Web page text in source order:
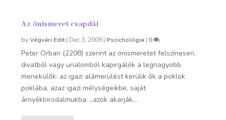
Az önismeret csapdái
byVégvári Edit| Dec 3, 2009 | Pszichológia | 0
Peter Orban (2208) szerint az önismeretet felszínesen,
divatból vagy unalomból kapirgálók a legnagyobb
menekülők: az igazi alámerülést kerülik ők a poklok
poklába, azaz igazi mélységeikbe, saját
árnyékbirodalmukba: „azok akarják...